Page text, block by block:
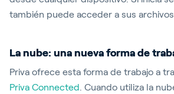
también puede acceder a sus
La nube: una nueva forma de
Priva ofrece esta forma de trabajo a
Priva Connected . Cuando utiliza la